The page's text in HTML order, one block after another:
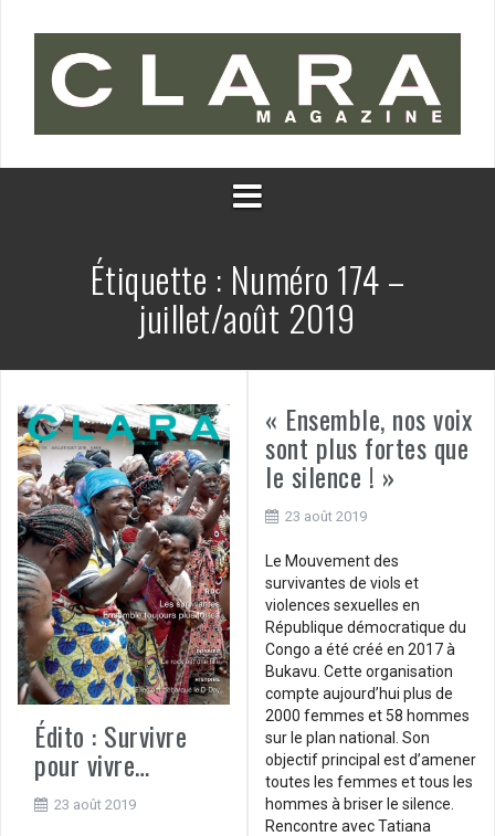
Étiquette : Numéro 174 –
juillet/août 2019
Édito : Survivre
pour vivre…
23 août 2019
« Ensemble, nos voix
sont plus fortes que
le silence ! »
23 août 2019
Le Mouvement des
survivantes de viols et
violences sexuelles en
République démocratique du
Congo a été créé en 2017 à
Bukavu. Cette organisation
compte aujourd’hui plus de
2000 femmes et 58 hommes
sur le plan national. Son
objectif principal est d’amener
toutes les femmes et tous les
hommes à briser le silence.
Rencontre avec Tatiana